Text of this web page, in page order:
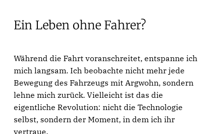
Ein Leben ohne Fahrer?
Während die Fahrt voranschreitet, entspanne ich
mich langsam. Ich beobachte nicht mehr jede
Bewegung des Fahrzeugs mit Argwohn, sondern
lehne mich zurück. Vielleicht ist das die
eigentliche Revolution: nicht die Technologie
selbst, sondern der Moment, in dem ich ihr
vertraue.